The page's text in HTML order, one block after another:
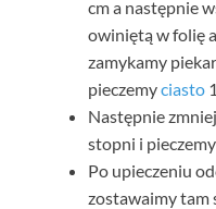
cm a następnie
owiniętą w folię
zamykamy
pieczemyciasto
Następnie
stopni i
Po upieczeniu
zostawaimy tam